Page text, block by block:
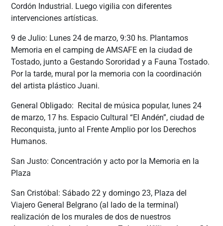
Cordón Industrial. Luego vigilia con diferentes
intervenciones artísticas.
9 de Julio: Lunes 24 de marzo, 9:30 hs. Plantamos
Memoria en el camping de AMSAFE en la ciudad de
Tostado, junto a Gestando Sororidad y a Fauna Tostado.
Por la tarde, mural por la memoria con la coordinación
del artista plástico Juani.
General Obligado: Recital de música popular, lunes 24
de marzo, 17 hs. Espacio Cultural “El Andén”, ciudad de
Reconquista, junto al Frente Amplio por los Derechos
Humanos.
San Justo: Concentración y acto por la Memoria en la
Plaza
San Cristóbal: Sábado 22 y domingo 23, Plaza del
Viajero General Belgrano (al lado de la terminal)
realización de los murales de dos de nuestros